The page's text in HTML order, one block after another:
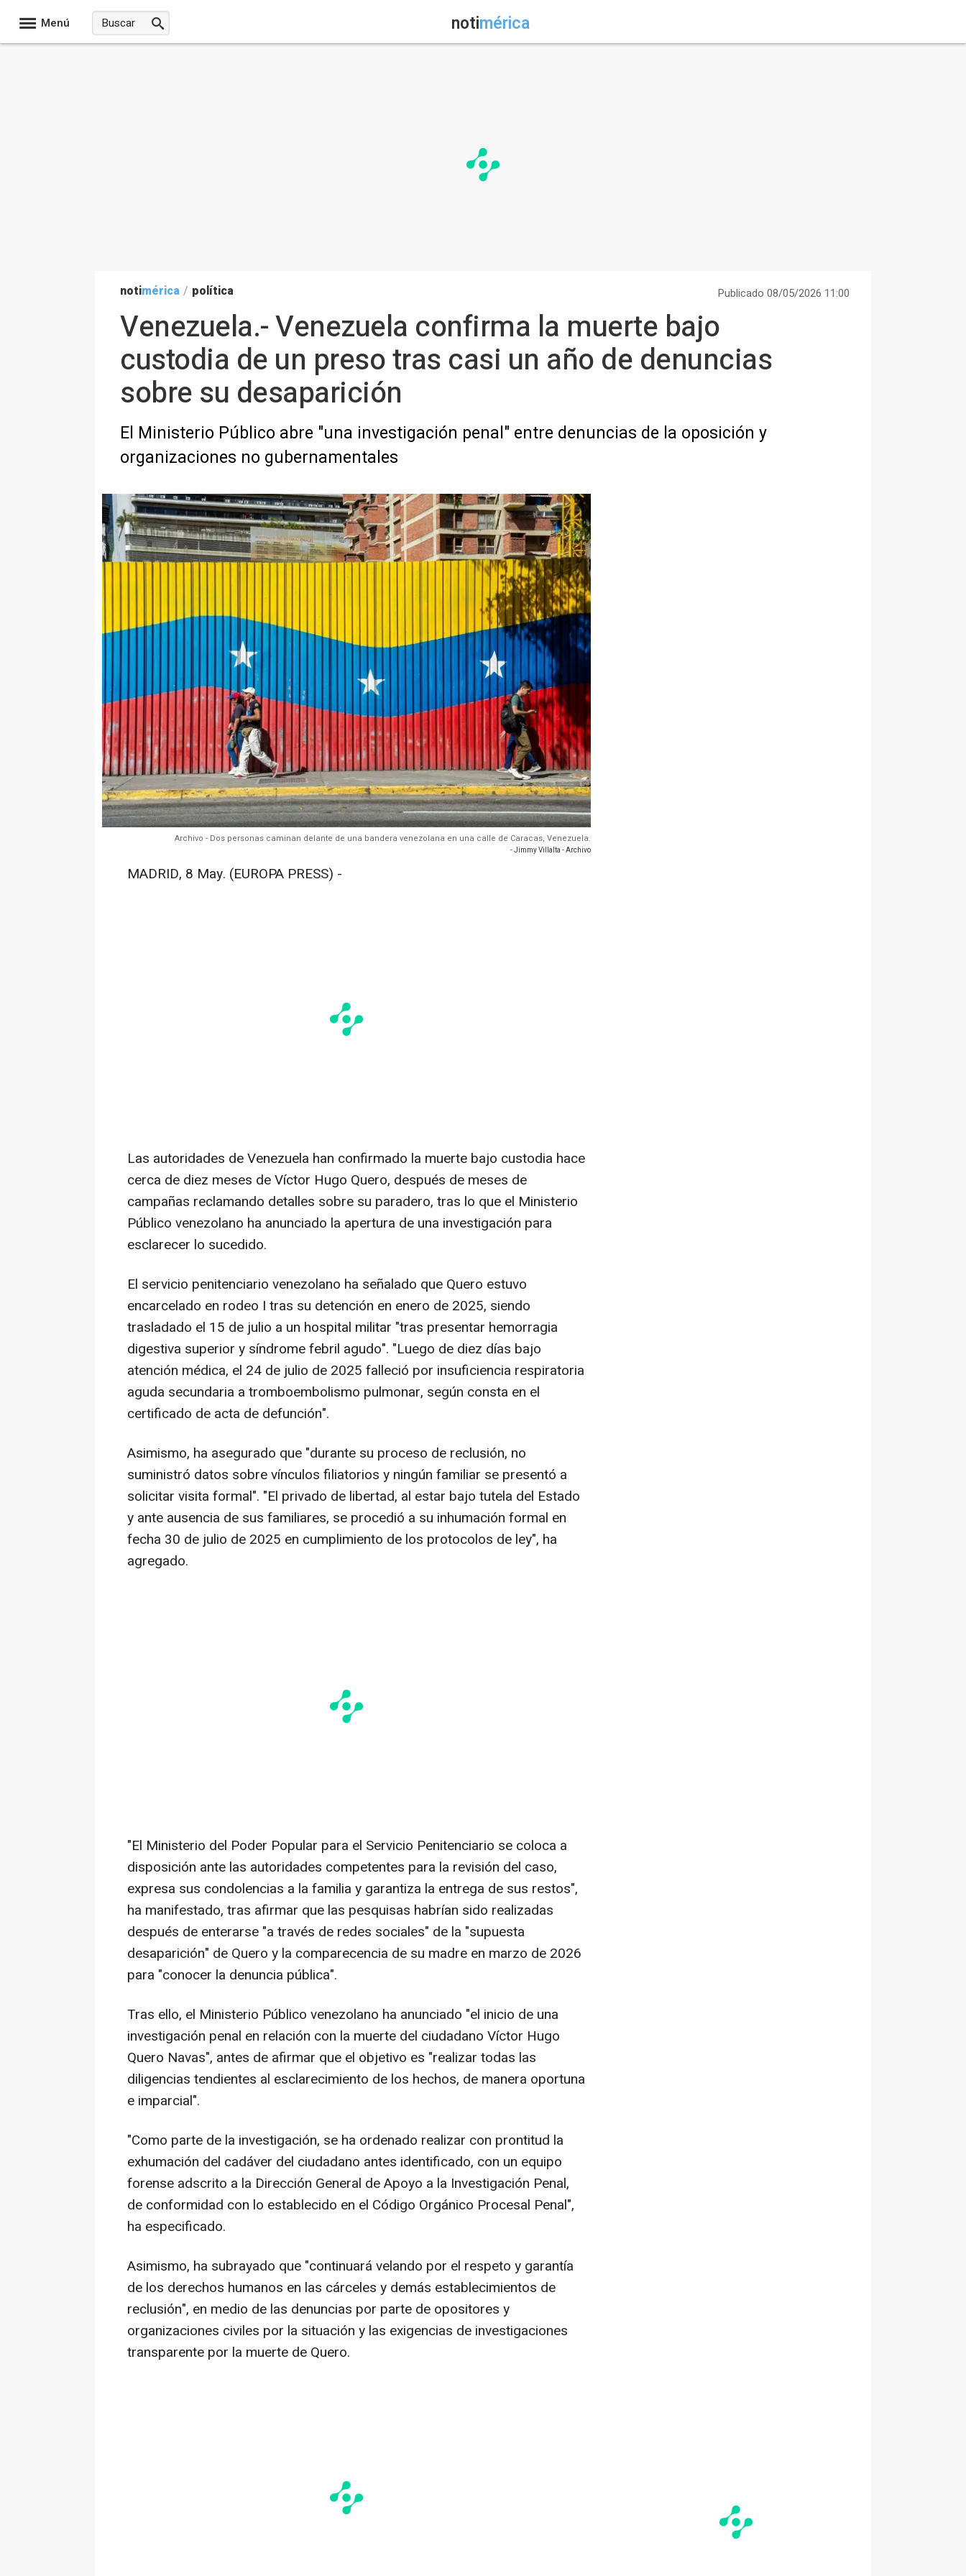
Menú notimérica
notimérica / política Publicado 08/05/2026 11:00
Venezuela.- Venezuela confirma la muerte bajo
custodia de un preso tras casi un año de denuncias
sobre su desaparición
El Ministerio Público abre "una investigación penal" entre denuncias de la oposición y
organizaciones no gubernamentales
Archivo - Dos personas caminan delante de una bandera venezolana en una calle de Caracas, Venezuela.
- Jimmy Villalta - Archivo
MADRID, 8 May. (EUROPA PRESS) -
Las autoridades de Venezuela han confirmado la muerte bajo custodia hace
cerca de diez meses de Víctor Hugo Quero, después de meses de
campañas reclamando detalles sobre su paradero, tras lo que el Ministerio
Público venezolano ha anunciado la apertura de una investigación para
esclarecer lo sucedido.
El servicio penitenciario venezolano ha señalado que Quero estuvo
encarcelado en rodeo I tras su detención en enero de 2025, siendo
trasladado el 15 de julio a un hospital militar "tras presentar hemorragia
digestiva superior y síndrome febril agudo". "Luego de diez días bajo
atención médica, el 24 de julio de 2025 falleció por insuficiencia respiratoria
aguda secundaria a tromboembolismo pulmonar, según consta en el
certificado de acta de defunción".
Asimismo, ha asegurado que "durante su proceso de reclusión, no
suministró datos sobre vínculos filiatorios y ningún familiar se presentó a
solicitar visita formal". "El privado de libertad, al estar bajo tutela del Estado
y ante ausencia de sus familiares, se procedió a su inhumación formal en
fecha 30 de julio de 2025 en cumplimiento de los protocolos de ley", ha
agregado.
"El Ministerio del Poder Popular para el Servicio Penitenciario se coloca a
disposición ante las autoridades competentes para la revisión del caso,
expresa sus condolencias a la familia y garantiza la entrega de sus restos",
ha manifestado, tras afirmar que las pesquisas habrían sido realizadas
después de enterarse "a través de redes sociales" de la "supuesta
desaparición" de Quero y la comparecencia de su madre en marzo de 2026
para "conocer la denuncia pública".
Tras ello, el Ministerio Público venezolano ha anunciado "el inicio de una
investigación penal en relación con la muerte del ciudadano Víctor Hugo
Quero Navas", antes de afirmar que el objetivo es "realizar todas las
diligencias tendientes al esclarecimiento de los hechos, de manera oportuna
e imparcial".
"Como parte de la investigación, se ha ordenado realizar con prontitud la
exhumación del cadáver del ciudadano antes identificado, con un equipo
forense adscrito a la Dirección General de Apoyo a la Investigación Penal,
de conformidad con lo establecido en el Código Orgánico Procesal Penal",
ha especificado.
Asimismo, ha subrayado que "continuará velando por el respeto y garantía
de los derechos humanos en las cárceles y demás establecimientos de
reclusión", en medio de las denuncias por parte de opositores y
organizaciones civiles por la situación y las exigencias de investigaciones
transparente por la muerte de Quero.